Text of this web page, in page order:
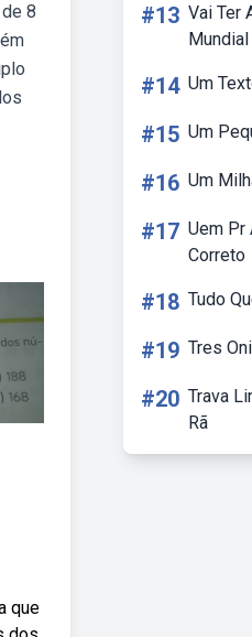
8
que
#13 Vai Ter
Mundial
#14 Um
#15 Um
#16 Um
#17 Uem Pr
Correto
#18 Tudo
#19 Tres
#20 Trava
Rã